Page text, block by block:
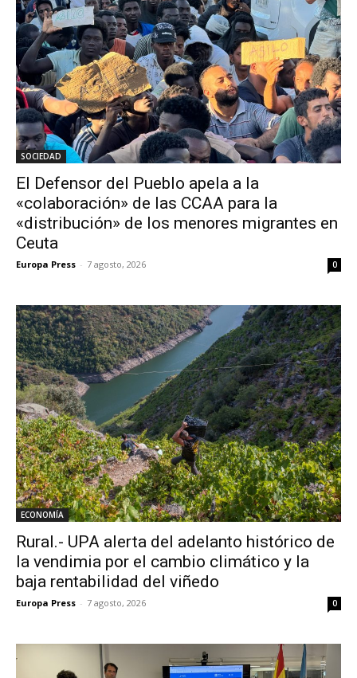
SOCIEDAD
El Defensor del Pueblo apela a la
«colaboración» de las CCAA para la
«distribución» de los menores migrantes en
Ceuta
Europa Press - 7 agosto, 2026 0
ECONOMÍA
Rural.- UPA alerta del adelanto histórico de
la vendimia por el cambio climático y la
baja rentabilidad del viñedo
Europa Press - 7 agosto, 2026 0